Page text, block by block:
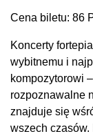
Cena biletu: 86
Koncerty
wybitnemu i
kompozytorowi
rozpoznawalne
znajduje się
wszech